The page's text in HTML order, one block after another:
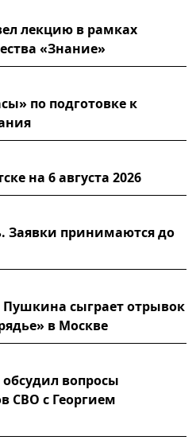
лекцию в рамках
«Знание»
по подготовке к
на 6 августа 2026
Заявки принимаются до
Пушкина сыграет отрывок
в Москве
вопросы
СВО с Георгием